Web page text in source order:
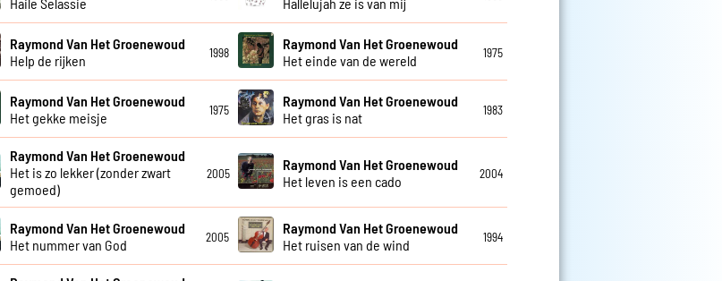
Raymond Van Het Groenewoud
Help de rijken
1998
Raymond Van Het Groenewoud
Het einde van de wereld
1975
Raymond Van Het Groenewoud
Het gekke meisje
1975
Raymond Van Het Groenewoud
Het gras is nat
1983
Raymond Van Het Groenewoud
Het is zo lekker (zonder zwart
gemoed)
2005
Raymond Van Het Groenewoud
Het leven is een cado
2004
Raymond Van Het Groenewoud
Het nummer van God
2005
Raymond Van Het Groenewoud
Het ruisen van de wind
1994